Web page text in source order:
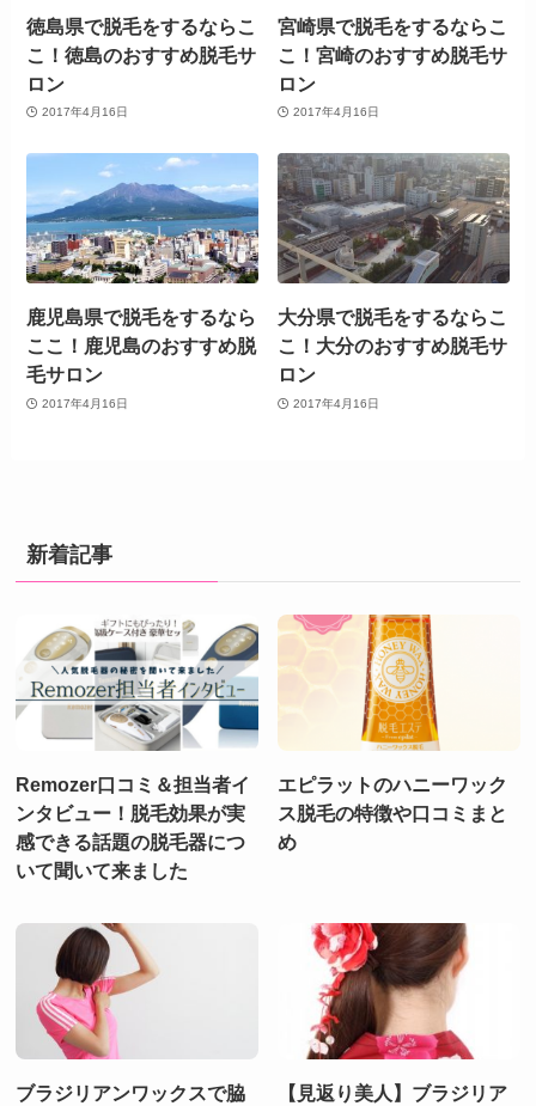
徳島県で脱毛をするならこ
こ！徳島のおすすめ脱毛サ
ロン
2017年4月16日
宮崎県で脱毛をするならこ
こ！宮崎のおすすめ脱毛サ
ロン
2017年4月16日
鹿児島県で脱毛をするなら
ここ！鹿児島のおすすめ脱
毛サロン
2017年4月16日
大分県で脱毛をするならこ
こ！大分のおすすめ脱毛サ
ロン
2017年4月16日
新着記事
Remozer口コミ＆担当者イ
ンタビュー！脱毛効果が実
感できる話題の脱毛器につ
いて聞いて来ました
エピラットのハニーワック
ス脱毛の特徴や口コミまと
め
ブラジリアンワックスで脇
【見返り美人】ブラジリア